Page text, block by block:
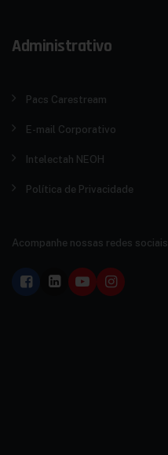
Administrativo
Pacs Carestream
E-mail Corporativo
Intelectah NEOH
Política de Privacidade
Acompanhe nossas redes sociais